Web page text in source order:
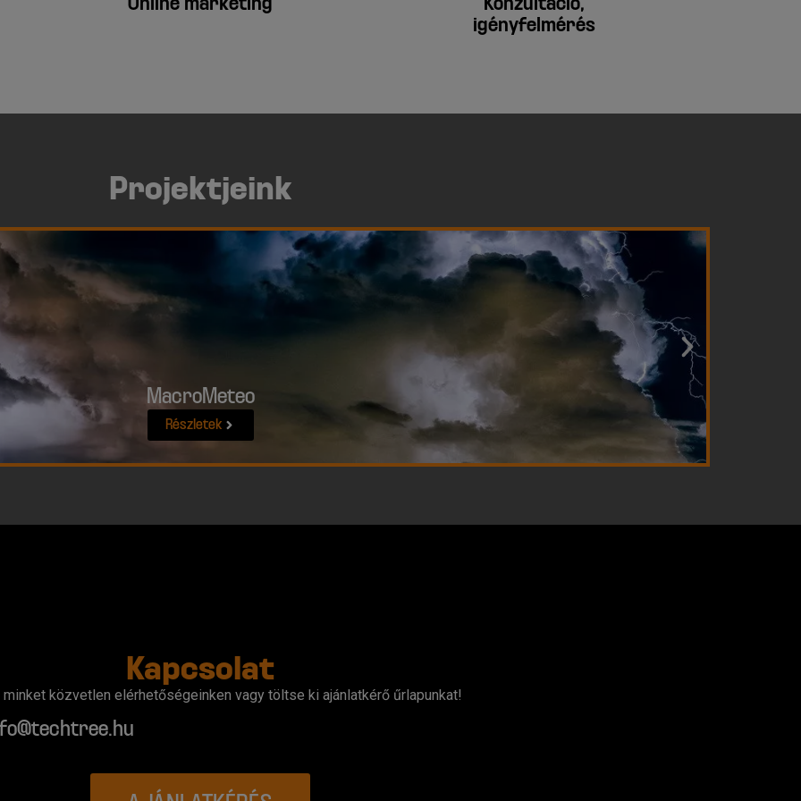
Online marketing
Konzultáció,
igényfelmérés
Projektjeink
MacroMeteo
Részletek
Kapcsolat
közvetlen elérhetőségeinken vagy töltse ki ajánlatkérő űrlapunkat!